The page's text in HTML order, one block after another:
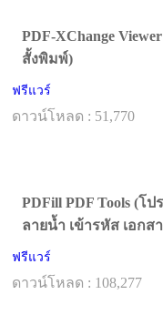
PDF-XChange
สั้งพิมพ์)
ฟรีแวร์
ดาวน์โหลด : 51,770
PDFill PDF Tools (โ
ลายน้ำ เข้ารหัส เอกส
ฟรีแวร์
ดาวน์โหลด : 108,277